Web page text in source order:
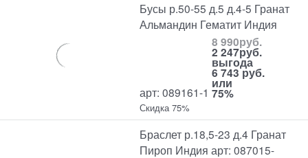
Бусы р.50-55 д.5 д.4-5 Гранат
Альмандин Гематит Индия
арт: 089161-1
8 990руб.
2 247руб.
выгода
6 743 руб.
или
75%
Скидка 75%
Браслет р.18,5-23 д.4 Гранат
Пироп Индия арт: 087015-